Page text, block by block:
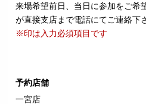
来場希望前日、当日に参加をご希
が直接支店まで電話にてご連絡下
※印は入力必須項目です
予約店舗
一宮店